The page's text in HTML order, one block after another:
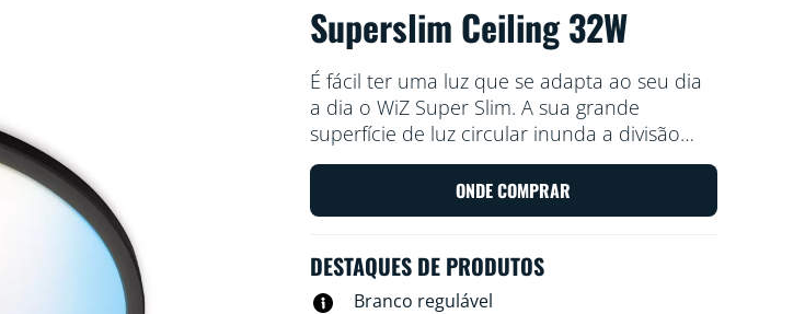
Superslim Ceiling 32W
É fácil ter uma luz que se adapta ao seu dia
a dia o WiZ Super Slim. A sua grande
superfície de luz circular inunda a divisão
com uma luz azul fria para promover o
estado de alerta e a concentração e
escurece para uma cor suave e quente para
ONDE COMPRAR
DESTAQUES DE PRODUTOS
Branco regulável